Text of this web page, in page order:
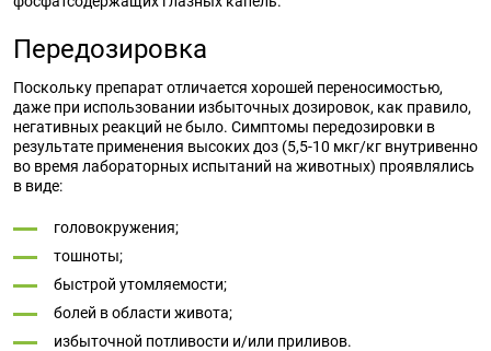
Передозировка
Поскольку препарат отличается хорошей переносимостью,
даже при использовании избыточных дозировок, как правило,
негативных реакций не было. Симптомы передозировки в
результате применения высоких доз (5,5-10 мкг/кг внутривенно
во время лабораторных испытаний на животных) проявлялись
в виде:
головокружения;
тошноты;
быстрой утомляемости;
болей в области живота;
избыточной потливости и/или приливов.